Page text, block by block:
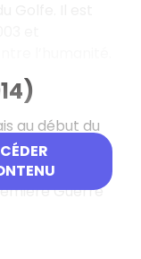
au début du
assassiné peu
Guerre